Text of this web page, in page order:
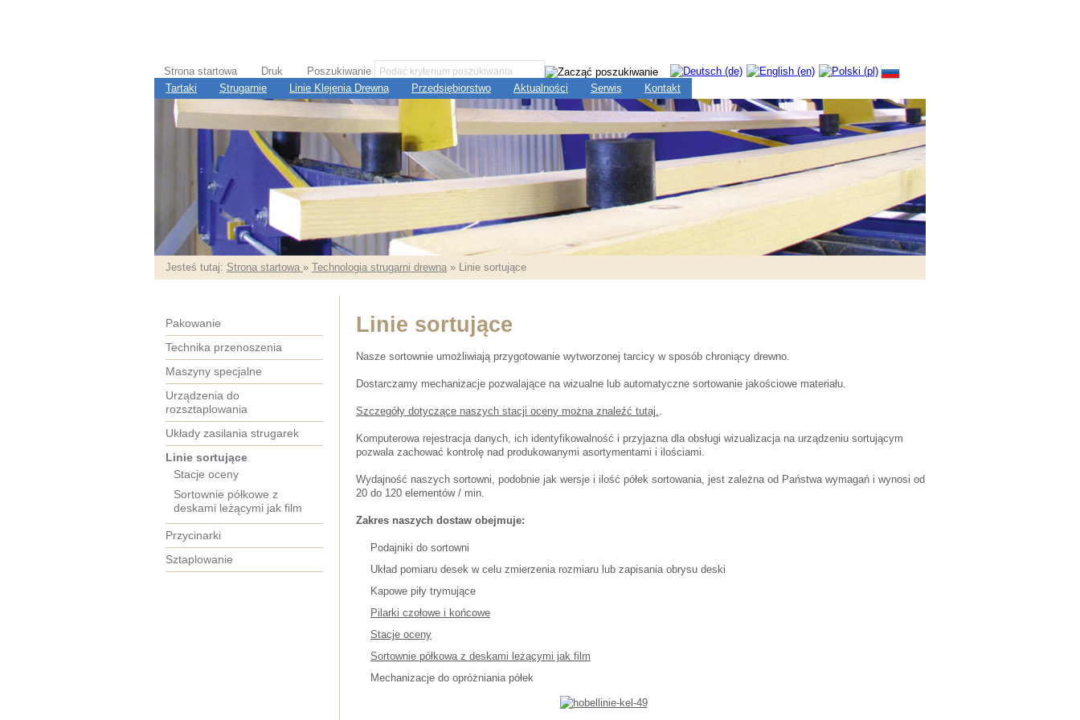
Strona startowa Druk
Poszukiwanie
Tartaki
Strugarnie Linie Klejenia Drewna Przedsiębiorstwo Aktualności Serwis Kontakt
Jesteś tutaj: Strona startowa » Technologia strugarni drewna » Linie sortujące
Pakowanie
Technika przenoszenia
Maszyny specjalne
Urządzenia do
rozsztaplowania
Układy zasilania strugarek
Linie sortujące
Stacje oceny
Sortownie półkowe z
deskami leżącymi jak film
Przycinarki
Sztaplowanie
Linie sortujące
Nasze sortownie umożliwiają przygotowanie wytworzonej tarcicy w sposób chroniący drewno.
Dostarczamy mechanizacje pozwalające na wizualne lub automatyczne sortowanie jakościowe materiału.
Szczegóły dotyczące naszych stacji oceny można znaleźć tutaj..
Komputerowa rejestracja danych, ich identyfikowalność i przyjazna dla obsługi wizualizacja na urządzeniu sortującym
pozwala zachować kontrolę nad produkowanymi asortymentami i ilościami.
Wydajność naszych sortowni, podobnie jak wersje i ilość półek sortowania, jest zależna od Państwa wymagań i wynosi od
20 do 120 elementów / min.
Zakres naszych dostaw obejmuje:
Podajniki do sortowni
Układ pomiaru desek w celu zmierzenia rozmiaru lub zapisania obrysu deski
Kapowe piły trymujące
Pilarki czołowe i końcowe
Stacje oceny
Sortownie półkowa z deskami leżącymi jak film
Mechanizacje do opróżniania półek